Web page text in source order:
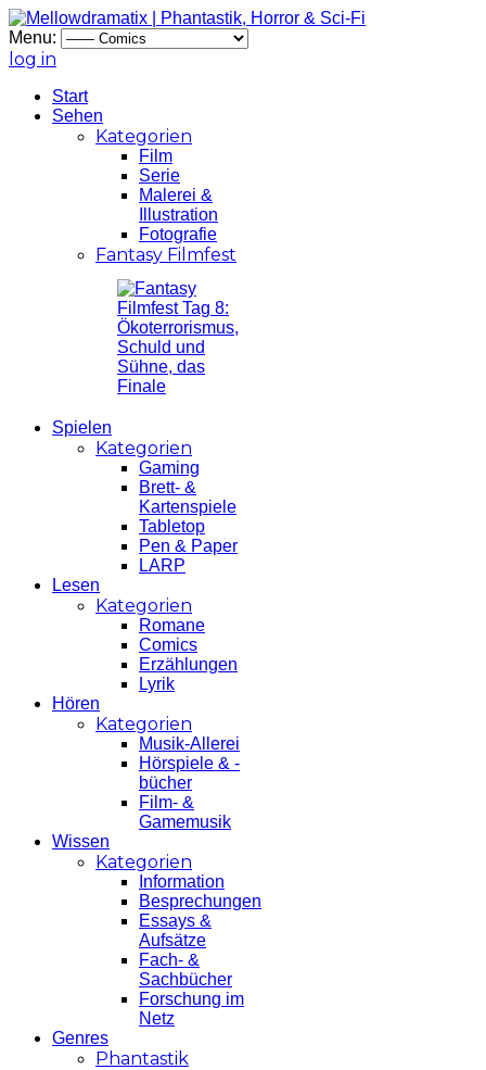
Menu:
log in
Start
Sehen
Kategorien
Film
Serie
Malerei &
Illustration
Fotografie
Fantasy Filmfest
Spielen
Kategorien
Gaming
Brett- &
Kartenspiele
Tabletop
Pen & Paper
LARP
Lesen
Kategorien
Romane
Comics
Erzählungen
Lyrik
Hören
Kategorien
Musik-Allerei
Hörspiele & -
bücher
Film- &
Gamemusik
Wissen
Kategorien
Information
Besprechungen
Essays &
Aufsätze
Fach- &
Sachbücher
Forschung im
Netz
Genres
Phantastik